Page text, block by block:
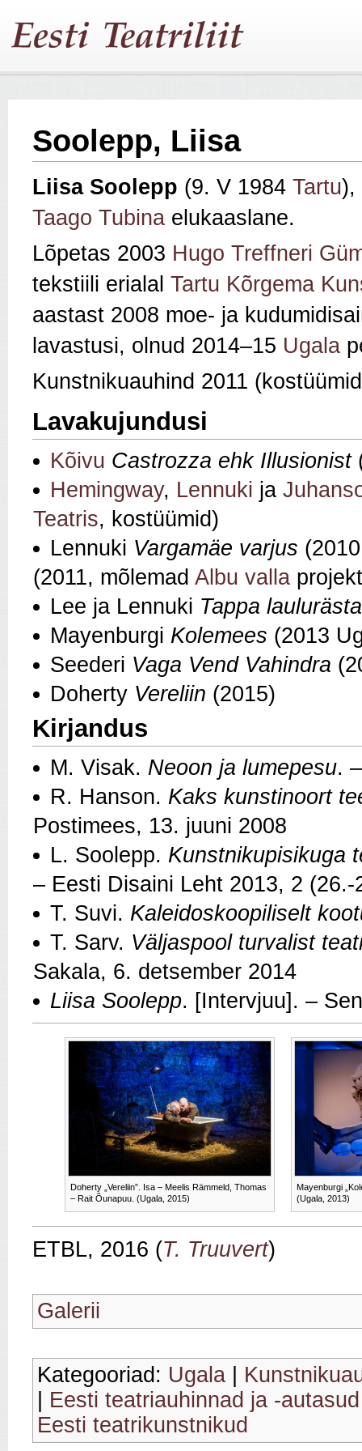
Soolepp, Liisa
Liisa Soolepp (9. V 1984 Tartu),
Taago Tubina elukaaslane.
Lõpetas 2003 Hugo Treffneri
tekstiili erialal Tartu Kõrgema
aastast 2008 moe- ja
lavastusi, olnud 2014–15 Ugala
Kunstnikuauhind 2011
Lavakujundusi
Kõivu Castrozza ehk Illusionist
Hemingway, Lennuki ja
Teatris, kostüümid)
Lennuki Vargamäe varjus
(2011, mõlemad Albu valla
Lee ja Lennuki Tappa
Mayenburgi Kolemees (2013
Seederi Vaga Vend Vahindra
Doherty Vereliin (2015)
Kirjandus
M. Visak. Neoon ja lumepesu.
R. Hanson. Kaks kunstinoort
Postimees, 13. juuni 2008
L. Soolepp. Kunstnikupisikuga
– Eesti Disaini Leht 2013, 2 (26.-
T. Suvi. Kaleidoskoopiliselt
T. Sarv. Väljaspool turvalist
Sakala, 6. detsember 2014
Liisa Soolepp. [Intervjuu]. –
Doherty „Vereliin”. Isa – Meelis Rämmeld, Thomas
– Rait Õunapuu. (Ugala, 2015)
Mayenburgi
(Ugala, 2013)
ETBL, 2016 (T. Truuvert)
Galerii
Kategooriad: Ugala
Eesti teatriauhinnad ja -autasud
Eesti teatrikunstnikud